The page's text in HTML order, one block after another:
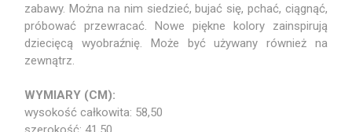
zabawy. Można na nim siedzieć, bujać się, pchać, ciągnąć,
próbować przewracać. Nowe piękne kolory zainspirują
dziecięcą wyobraźnię. Może być używany również na
zewnątrz.
WYMIARY (CM):
wysokość całkowita: 58,50